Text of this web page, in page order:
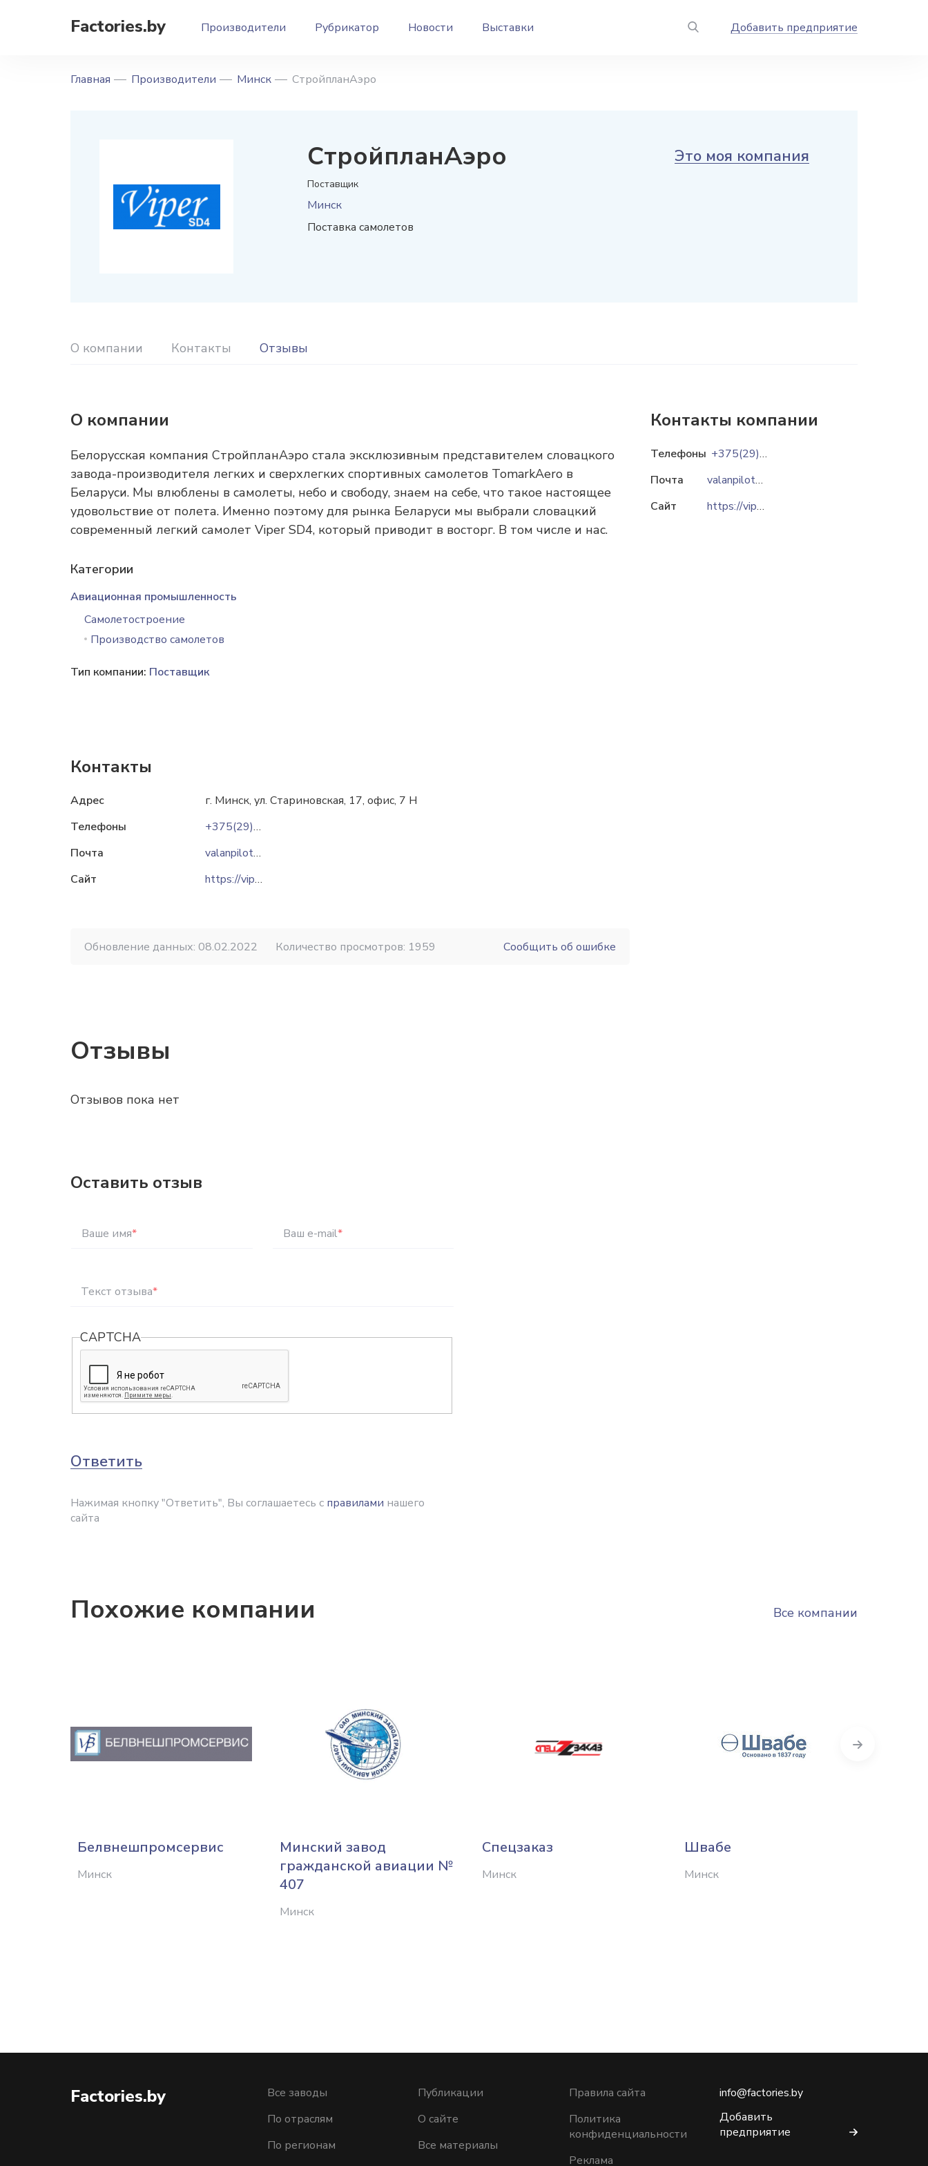
Factories.by Производители Рубрикатор Новости Выставки Добавить предприятие
Главная Производители Минск СтройпланАэро
СтройпланАэро
Поставщик
Минск
Поставка самолетов
Это моя компания
О компании Контакты Отзывы
О компании
Белорусская компания СтройпланАэро стала эксклюзивным представителем словацкого
завода-производителя легких и сверхлегких спортивных самолетов TomarkAero в
Беларуси. Мы влюблены в самолеты, небо и свободу, знаем на себе, что такое настоящее
удовольствие от полета. Именно поэтому для рынка Беларуси мы выбрали словацкий
современный легкий самолет Viper SD4, который приводит в восторг. В том числе и нас.
Категории
Авиационная промышленность
Самолетостроение
Производство самолетов
Тип компании: Поставщик
Контакты
Адрес
г. Минск, ул. Стариновская, 17, офис, 7 Н
Телефоны
+375(29)1077057
Почта
valanpilot@gmail.com
Сайт
https://vipersd4.by
Обновление данных: 08.02.2022 Количество просмотров: 1959 Сообщить об ошибке
Отзывы
Отзывов пока нет
Оставить отзыв
Ваше имя* Ваш e-mail*
Текст отзыва*
CAPTCHA
Ответить
Нажимая кнопку "Ответить", Вы соглашаетесь с правилами нашего
сайта
Контакты компании
Телефоны
+375(29)1077057
Почта
valanpilot@gmail.com
Сайт
https://vipersd4.by
Похожие компании Все компании
Белвнешпромсервис
Минск
Минский завод
гражданской авиации №
407
Минск
Спецзаказ
Минск
Швабе
Минск
Factories.by
Все заводы
По отраслям
По регионам
Публикации
О сайте
Все материалы
Правила сайта
Политика
конфиденциальности
Реклама
info@factories.by
Добавить
предприятие